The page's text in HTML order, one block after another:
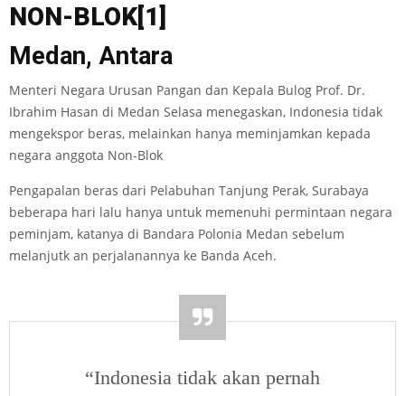
NON-BLOK[1]
Medan, Antara
Menteri Negara Urusan Pangan dan Kepala Bulog Prof. Dr.
Ibrahim Hasan di Medan Selasa menegaskan, Indonesia tidak
mengekspor beras, melainkan hanya meminjamkan kepada
negara anggota Non-Blok
Pengapalan beras dari Pelabuhan Tanjung Perak, Surabaya
beberapa hari lalu hanya untuk memenuhi permintaan negara
peminjam, katanya di Bandara Polonia Medan sebelum
melanjutk an perjalanannya ke Banda Aceh.
“Indonesia tidak akan pernah